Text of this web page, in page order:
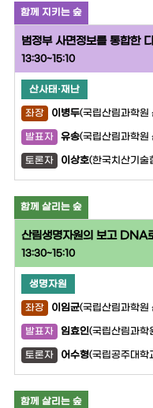
함께 지키는 숲
범정부 사면정보를 통합한
13:30~15:10
산사태·재난
좌장 이병두(국립산림과학원
발표자 유송(국립산림과학원
토론자 이상호(한국치산기술
함께 살리는 숲
산림생명자원의 보고 DNA
13:30~15:10
생명자원
좌장 이임균(국립산림과학원
발표자 임효인(국립산림과학
토론자 어수형(국립공주대학
함께 살리는 숲